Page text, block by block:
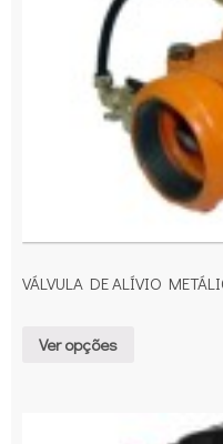
VÁLVULA DE ALÍVIO
Ver opções